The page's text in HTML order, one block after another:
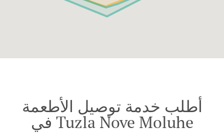
أطلب خدمة توصيل الأطعمة
في Tuzla Nove Moluhe